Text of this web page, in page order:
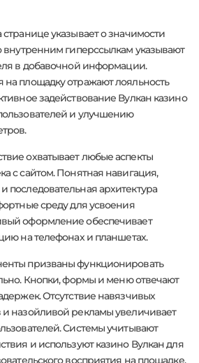
указывает о значимости
внутренним гиперссылкам указывают
в добавочной информации.
площадку отражают лояльность
задействование Вулкан казино
и улучшению
охватывает любые аспекты
с сайтом. Понятная навигация,
архитектура
среду для усвоения
оформление обеспечивает
на телефонах и планшетах.
призваны функционировать
Кнопки, формы и меню отвечают
Отсутствие навязчивых
назойливой рекламы увеличивает
Системы учитывают
и используют казино Вулкан для
восприятия на площадке.